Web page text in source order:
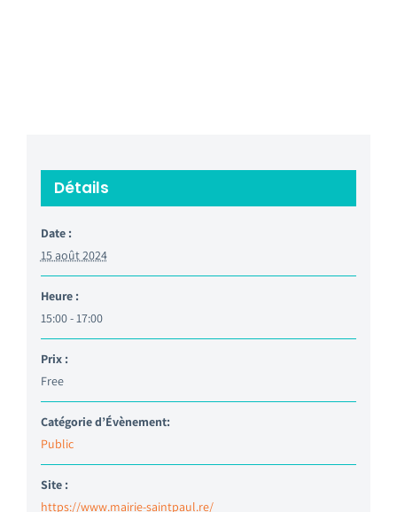
Détails
Date :
15 août 2024
Heure :
15:00 - 17:00
Prix :
Free
Catégorie d’Évènement:
Public
Site :
https://www.mairie-saintpaul.re/